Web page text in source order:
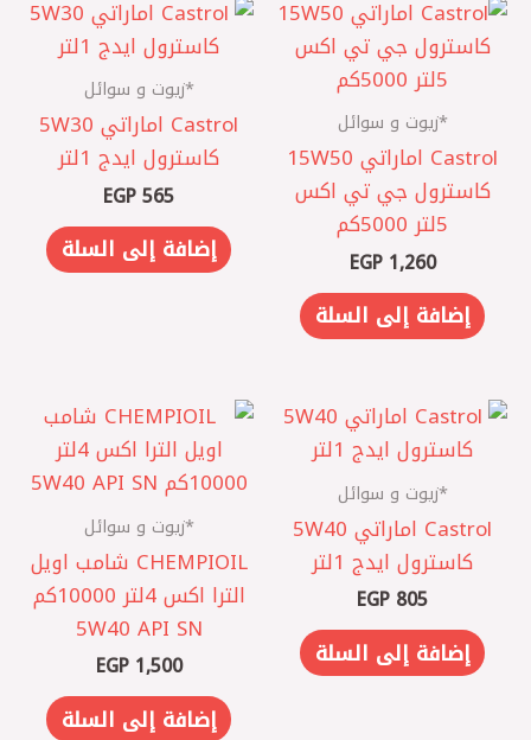
*زيوت و سوائل
Castrol اماراتي 15W50
كاسترول جي تي اكس
5لتر 5000كم
EGP1,260
إضافة إلى السلة
*زيوت و سوائل
Castrol اماراتي 5W30
كاسترول ايدج 1لتر
EGP565
إضافة إلى السلة
*زيوت و سوائل
Castrol اماراتي 5W40
كاسترول ايدج 1لتر
EGP 805
إضافة إلى السلة
*زيوت و سوائل
CHEMPIOIL شامب اويل
الترا اكس 4لتر 10000كم
5W40 API SN
EGP1,500
إضافة إلى السلة